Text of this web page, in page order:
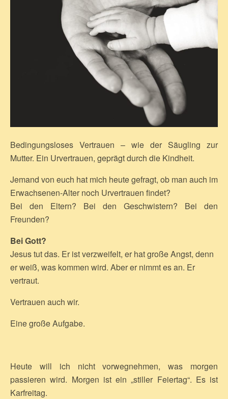
Bedingungsloses Vertrauen – wie der Säugling zur
Mutter. Ein Urvertrauen, geprägt durch die Kindheit.
Jemand von euch hat mich heute gefragt, ob man auch im
Erwachsenen-Alter noch Urvertrauen findet?
Bei den Eltern? Bei den Geschwistern? Bei den
Freunden?
Bei Gott?
Jesus tut das. Er ist verzweifelt, er hat große Angst, denn
er weiß, was kommen wird. Aber er nimmt es an. Er
vertraut.
Vertrauen auch wir.
Eine große Aufgabe.
Heute will ich nicht vorwegnehmen, was morgen
passieren wird. Morgen ist ein „stiller Feiertag“. Es ist
Karfreitag.